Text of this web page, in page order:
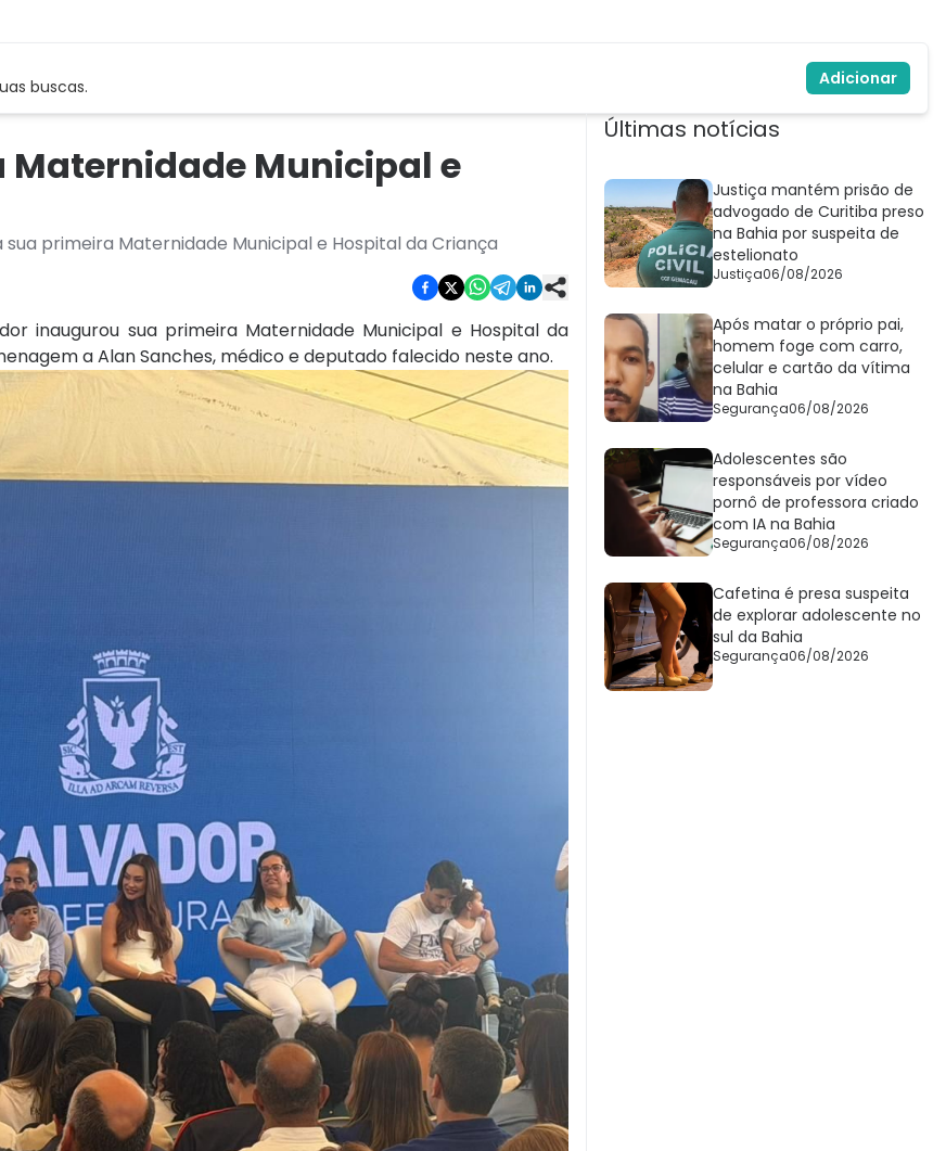
buscas. Adicionar
Municipal e
primeira Maternidade Municipal e Hospital da Criança
inaugurou sua primeira Maternidade Municipal e Hospital da
a Alan Sanches, médico e deputado falecido neste ano.
Últimas notícias
Justiça mantém prisão de
advogado de Curitiba preso
na Bahia por suspeita de
estelionato
Justiça06/08/2026
Após matar o próprio pai,
homem foge com carro,
celular e cartão da vítima
na Bahia
Segurança06/08/2026
Adolescentes são
responsáveis por vídeo
pornô de professora criado
com IA na Bahia
Segurança06/08/2026
Cafetina é presa suspeita
de explorar adolescente no
sul da Bahia
Segurança06/08/2026